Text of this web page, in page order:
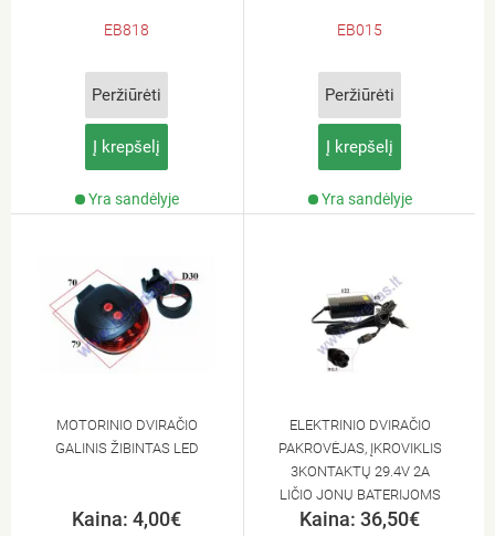
EB818
Peržiūrėti
Į krepšelį
Yra sandėlyje
EB015
Peržiūrėti
Į krepšelį
Yra sandėlyje
MOTORINIO DVIRAČIO
GALINIS ŽIBINTAS LED
Kaina: 4,00€
ELEKTRINIO DVIRAČIO
PAKROVĖJAS, ĮKROVIKLIS
3KONTAKTŲ 29.4V 2A
LIČIO JONŲ BATERIJOMS
24VOLTŲ KRAUTI
Kaina: 36,50€